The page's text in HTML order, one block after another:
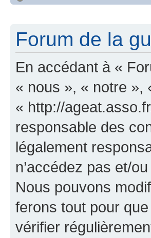
Forum de la
En accédant à «
« nous », « notre »,
« http://
responsable des
légalement
n’accédez pas et/
Nous pouvons
ferons tout pour
vérifier